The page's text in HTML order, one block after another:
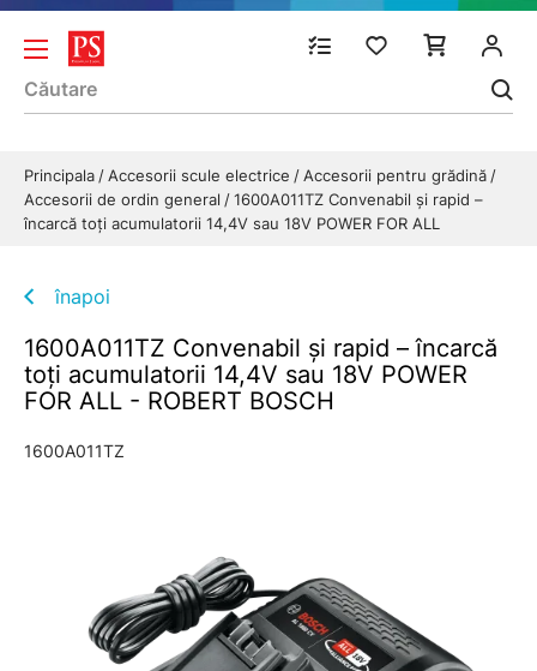
Principala Accesorii scule electrice
Accesorii pentru grădină
Accesorii de ordin general
1600A011TZ Convenabil şi rapid –
încarcă toţi acumulatorii 14,4V sau 18V POWER FOR ALL
înapoi
1600A011TZ Convenabil şi rapid – încarcă
toţi acumulatorii 14,4V sau 18V POWER
FOR ALL - ROBERT BOSCH
1600A011TZ